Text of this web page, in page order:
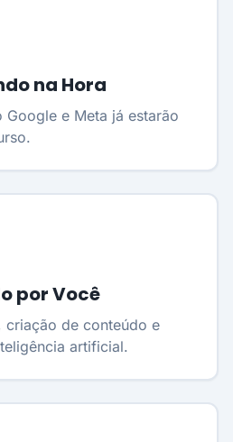
na Hora
Google e Meta já estarão
por Você
criação de conteúdo e
artificial.